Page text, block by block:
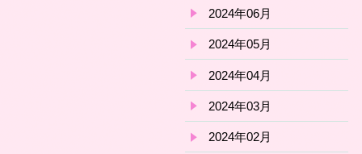
2024年06月
2024年05月
2024年04月
2024年03月
2024年02月